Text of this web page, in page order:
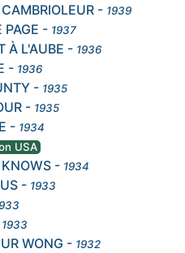
- 1939
PAGE - 1937
À L'AUBE - 1936
- 1936
- 1935
- 1935
- 1934
USA
- 1934
- 1933
1933
WONG - 1932